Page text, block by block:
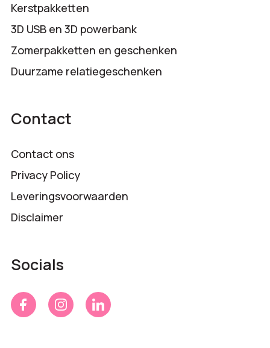
Kerstpakketten
3D USB en 3D powerbank
Zomerpakketten en geschenken
Duurzame relatiegeschenken
Contact
Contact ons
Privacy Policy
Leveringsvoorwaarden
Disclaimer
Socials